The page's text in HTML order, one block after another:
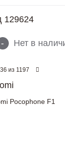
129624
- Нет в
из 1197
Pocophone F1